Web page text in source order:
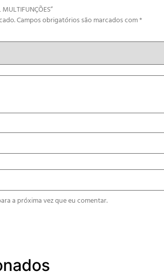
Campos obrigatórios são marcados com*
a próxima vez que eu comentar.